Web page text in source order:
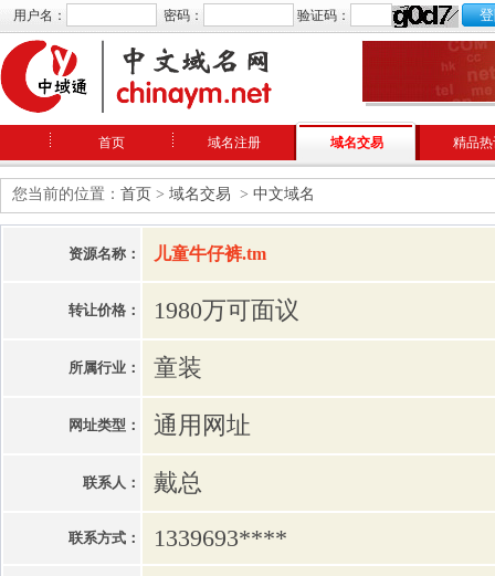
用户名： 密码： 验证码：
首页 域名注册 域名交易 精品
您当前的位置： 首页 > 域名交易 > 中文域名
资源名称： 儿童牛仔裤.tm
转让价格： 1980万可面议
所属行业： 童装
网址类型： 通用网址
联系人： 戴总
联系方式： 1339693****